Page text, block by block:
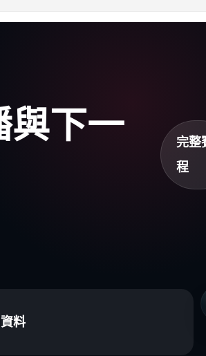
與下一
完整
程
料